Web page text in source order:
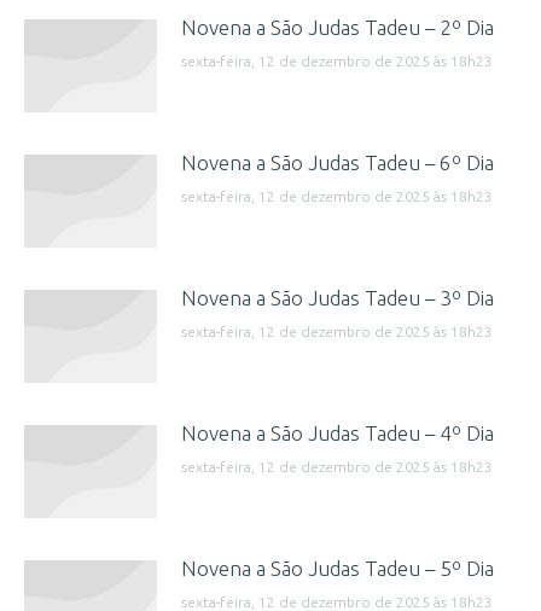
Novena a São Judas Tadeu – 2º Dia
sexta-feira, 12 de dezembro de 2025 às 18h23
Novena a São Judas Tadeu – 6º Dia
sexta-feira, 12 de dezembro de 2025 às 18h23
Novena a São Judas Tadeu – 3º Dia
sexta-feira, 12 de dezembro de 2025 às 18h23
Novena a São Judas Tadeu – 4º Dia
sexta-feira, 12 de dezembro de 2025 às 18h23
Novena a São Judas Tadeu – 5º Dia
sexta-feira, 12 de dezembro de 2025 às 18h23